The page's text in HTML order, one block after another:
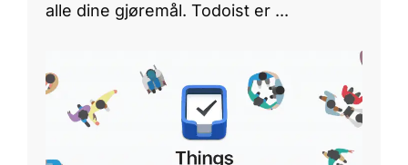
alle dine gjøremål. Todoist er ...